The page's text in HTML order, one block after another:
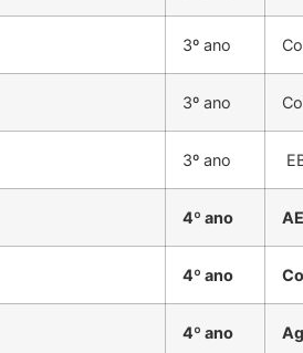
3º ano
3º ano
3º ano
4º ano
4º ano
4º ano